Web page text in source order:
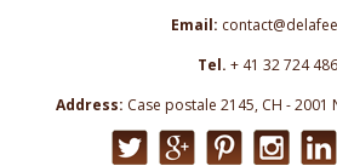
Email:
Tel. + 41 32 724
Address: Case postale 2145, CH - 2001